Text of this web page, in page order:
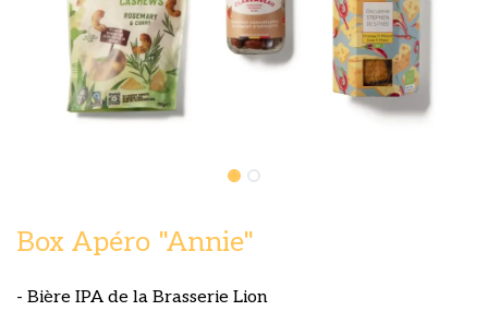
Box Apéro "Annie"
- Bière IPA de la Brasserie Lion